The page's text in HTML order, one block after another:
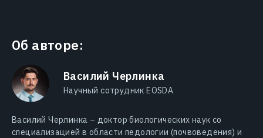
Об авторе:
Василий Черлинка
Научный сотрудник EOSDA
Василий Черлинка – доктор биологических наук со
специализацией в области педологии (почвоведения) и